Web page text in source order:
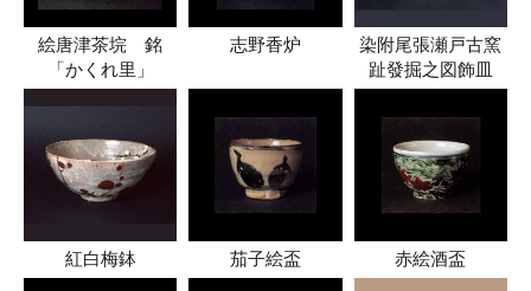
絵唐津茶垸 銘
「かくれ里」
志野香炉
染附尾張瀬戸古窯
趾發掘之図飾皿
紅白梅鉢 茄子絵盃 赤絵酒盃